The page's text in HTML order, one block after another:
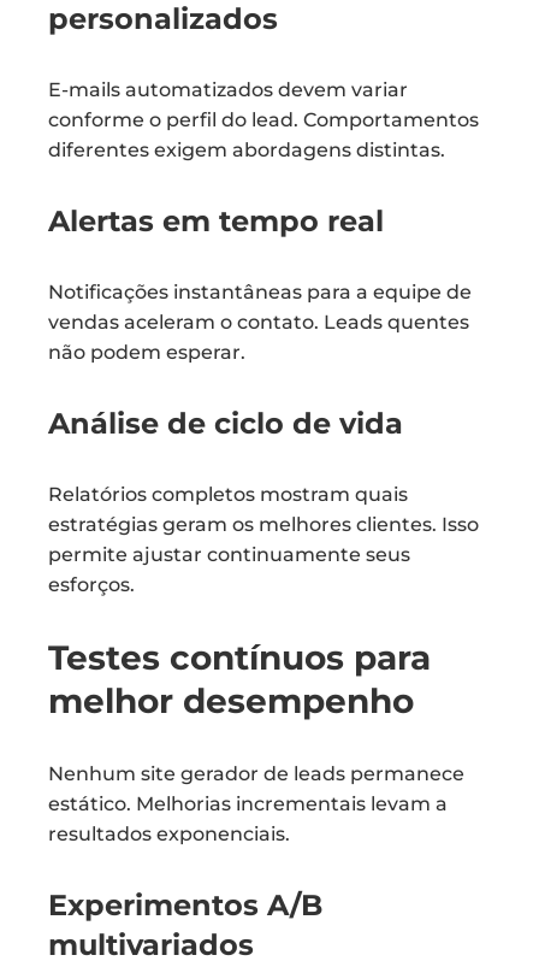
personalizados
E-mails automatizados devem variar
conforme o perfil do lead. Comportamentos
diferentes exigem abordagens distintas.
Alertas em tempo real
Notificações instantâneas para a equipe de
vendas aceleram o contato. Leads quentes
não podem esperar.
Análise de ciclo de vida
Relatórios completos mostram quais
estratégias geram os melhores clientes. Isso
permite ajustar continuamente seus
esforços.
Testes contínuos para
melhor desempenho
Nenhum site gerador de leads permanece
estático. Melhorias incrementais levam a
resultados exponenciais.
Experimentos A/B
multivariados